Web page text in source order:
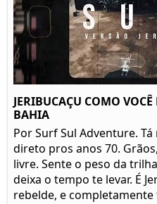
JERIBUCAÇU COMO
BAHIA
Por Surf Sul Adventure.
direto pros anos 70.
livre. Sente o peso da
deixa o tempo te levar. É
rebelde, e